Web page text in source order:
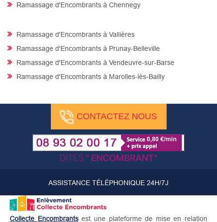
Ramassage d'Encombrants à Chennegy
Ramassage d'Encombrants à Vallières
Ramassage d'Encombrants à Prunay-Belleville
Ramassage d'Encombrants à Vendeuvre-sur-Barse
Ramassage d'Encombrants à Marolles-lès-Bailly
CONTACTEZ NOUS
ASSISTANCE TÉLÉPHONIQUE 24H/7J
Collecte Encombrantsest une plateforme de mise en relation